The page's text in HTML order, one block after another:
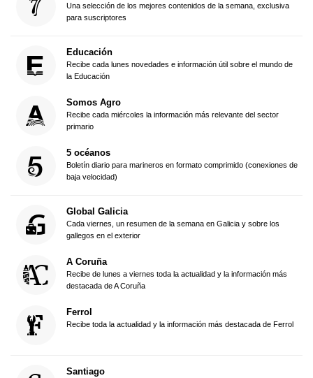
Una selección de los mejores contenidos de la semana, exclusiva
para suscriptores
Educación
Recibe cada lunes novedades e información útil sobre el mundo de
la Educación
Somos Agro
Recibe cada miércoles la información más relevante del sector
primario
5 océanos
Boletín diario para marineros en formato comprimido (conexiones de
baja velocidad)
Global Galicia
Cada viernes, un resumen de la semana en Galicia y sobre los
gallegos en el exterior
A Coruña
Recibe de lunes a viernes toda la actualidad y la información más
destacada de A Coruña
Ferrol
Recibe toda la actualidad y la información más destacada de Ferrol
Santiago